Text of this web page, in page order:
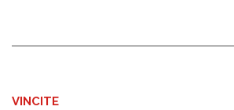
VINCITE